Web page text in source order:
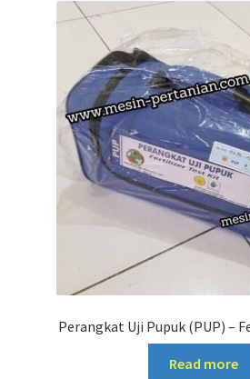
Sample Page
Perangkat Uji Pupuk (PUP) –
Read more